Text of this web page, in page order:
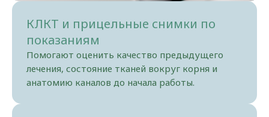
КЛКТ и прицельные снимки по
показаниям
Помогают оценить качество предыдущего
лечения, состояние тканей вокруг корня и
анатомию каналов до начала работы.